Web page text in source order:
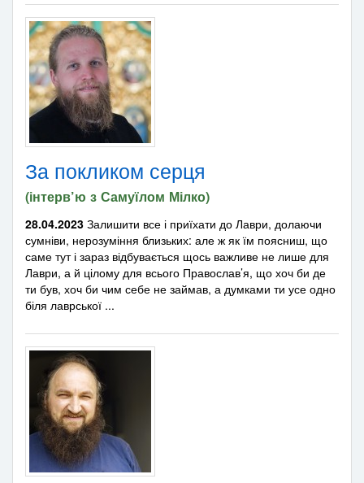
За покликом серця
(інтерв’ю з Самуїлом Мілко)
28.04.2023 Залишити все і приїхати до Лаври, долаючи
сумніви, нерозуміння близьких: але ж як їм поясниш, що
саме тут і зараз відбувається щось важливе не лише для
Лаври, а й цілому для всього Православ’я, що хоч би де
ти був, хоч би чим себе не займав, а думками ти усе одно
біля лаврської ...